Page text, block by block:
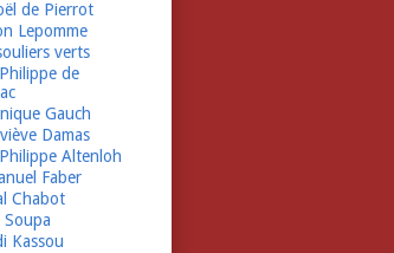
de Pierrot
Lepomme
verts
de
Gauch
Damas
Altenloh
Faber
Chabot
Soupa
Kassou